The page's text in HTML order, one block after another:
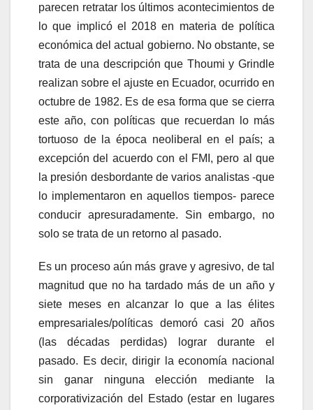
parecen retratar los últimos acontecimientos de
lo que implicó el 2018 en materia de política
económica del actual gobierno. No obstante, se
trata de una descripción que Thoumi y Grindle
realizan sobre el ajuste en Ecuador, ocurrido en
octubre de 1982. Es de esa forma que se cierra
este año, con políticas que recuerdan lo más
tortuoso de la época neoliberal en el país; a
excepción del acuerdo con el FMI, pero al que
la presión desbordante de varios analistas -que
lo implementaron en aquellos tiempos- parece
conducir apresuradamente. Sin embargo, no
solo se trata de un retorno al pasado.
Es un proceso aún más grave y agresivo, de tal
magnitud que no ha tardado más de un año y
siete meses en alcanzar lo que a las élites
empresariales/políticas demoró casi 20 años
(las décadas perdidas) lograr durante el
pasado. Es decir, dirigir la economía nacional
sin ganar ninguna elección mediante la
corporativización del Estado (estar en lugares